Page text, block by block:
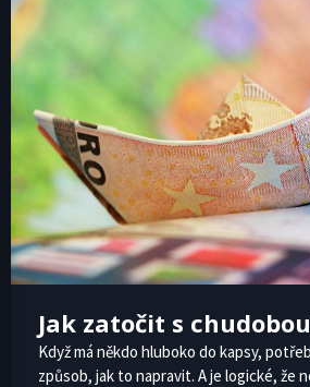
Jak zatočit s
Když má někdo hluboko do kapsy,
způsob, jak to napravit. A je logické, že